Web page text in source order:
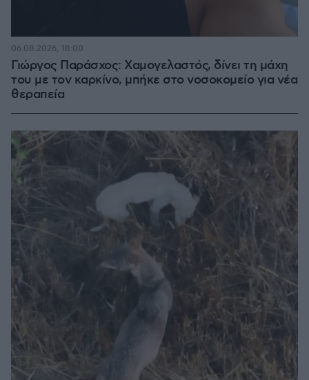
Γιώργος Παράσχος: Χαμογελαστός, δίνει τη μάχη
του με τον καρκίνο, μπήκε στο νοσοκομείο για νέα
θεραπεία
06.08.2026, 18:00